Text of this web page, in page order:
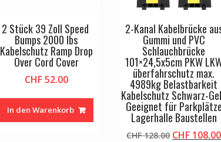
2 Stück 39 Zoll Speed ​​
Bumps 2000 lbs
Kabelschutz Ramp Drop
Over Cord Cover
CHF52.00
In den Warenkorb
2-Kanal Kabelbrücke
Gummi und PVC
Schlauchbrücke
101×24,5x5cm PKW
überfahrschutz max.
4989kg Belastbarkeit
Kabelschutz Schwarz-
Geeignet für Parkplätze
Lagerhalle Baustellen
CHF128.00 CHF 108.00